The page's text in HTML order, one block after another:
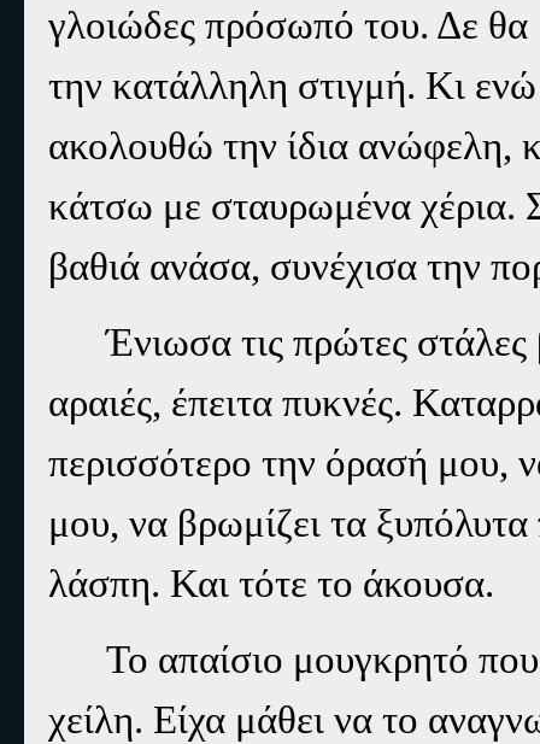
γλοιώδες πρόσωπό του. Δε
την κατάλληλη στιγμή. Κι
ακολουθώ την ίδια ανώφελη,
κάτσω με σταυρωμένα χέρια.
βαθιά ανάσα, συνέχισα την
Ένιωσα τις πρώτες
αραιές, έπειτα πυκνές.
περισσότερο την όρασή μου,
μου, να βρωμίζει τα
λάσπη. Και τότε το άκουσα.
Το απαίσιο μουγκρητό
χείλη. Είχα μάθει να το